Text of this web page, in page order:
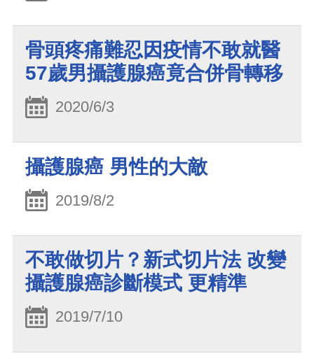
骨頭疼痛難忍因疫情不敢就醫
57歲男攝護腺癌竟合併骨轉移
2020/6/3
攝護腺癌 男性的大敵
2019/8/2
不敢做切片？新式切片法 改變
攝護腺癌診斷模式 更精準
2019/7/10